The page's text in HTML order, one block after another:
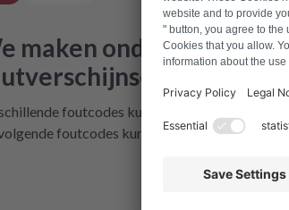
maken onderscheid
bij jouw
foutcodes kunnen ervoor zorgen dat
foutcodes kunnen mogelijke